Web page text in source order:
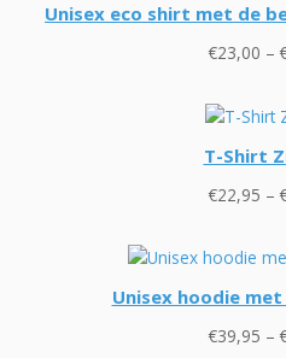
Unisex eco shirt met de
€23,00 –
T-Shirt
€22,95 –
Unisex hoodie
€39,95 –